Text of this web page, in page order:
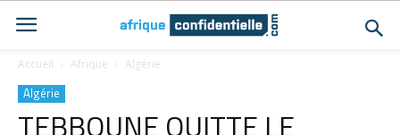
Accueil Afrique Algérie
Algérie
TEBBOUNE QUITTE LE